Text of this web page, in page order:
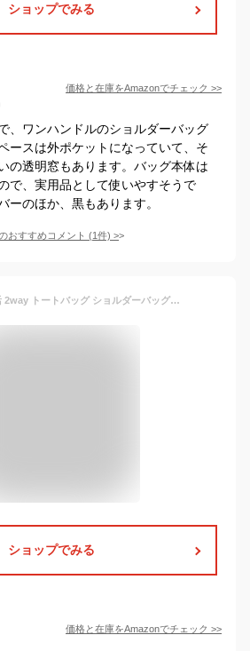
ショップでみる
価格と在庫をAmazonでチェック >>
、ワンハンドルのショルダーバッグ
ースは外ポケットになっていて、そ
の透明窓もあります。バッグ本体は
で、実用品として使いやすそうで
ーのほか、黒もあります。
おすすめコメント (1件) >
[Queen-b] 推し活 2way トートバッグ ショルダーバッグ 痛バッグ 痛バ クリアバッグ デコバッグ おしゃれ かわいい 鞄 推し ライブ イベント ぬいぐるみ 缶バッチ (ブルー)
ショップでみる
価格と在庫をAmazonでチェック >>